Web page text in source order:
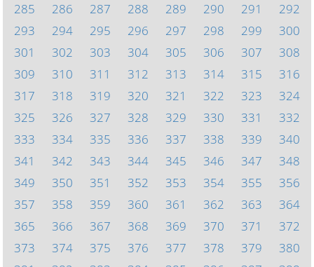
285
286 287 288 289 290 291
292
293
294 295 296 297 298 299
300
301
302 303 304 305 306 307
308
309
310 311 312 313 314 315
316
317
318 319 320 321 322 323
324
325
326 327 328 329 330 331
332
333
334 335 336 337 338 339
340
341
342 343 344 345 346 347
348
349
350 351 352 353 354 355
356
357
358 359 360 361 362 363
364
365
366 367 368 369 370 371
372
373
374 375 376 377 378 379
380